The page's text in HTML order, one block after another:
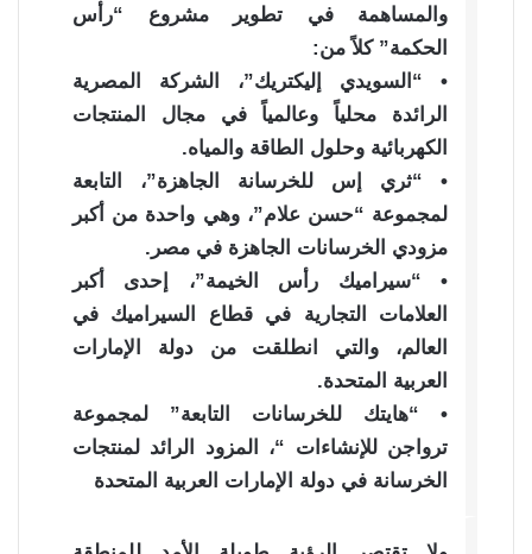
والمساهمة في تطوير مشروع “رأس
الحكمة” كلاً من:
• “السويدي إليكتريك”، الشركة المصرية
الرائدة محلياً وعالمياً في مجال المنتجات
الكهربائية وحلول الطاقة والمياه.
• “ثري إس للخرسانة الجاهزة”، التابعة
لمجموعة “حسن علام”، وهي واحدة من أكبر
مزودي الخرسانات الجاهزة في مصر.
• “سيراميك رأس الخيمة”، إحدى أكبر
العلامات التجارية في قطاع السيراميك في
العالم، والتي انطلقت من دولة الإمارات
العربية المتحدة.
• “هايتك للخرسانات التابعة” لمجموعة
ترواجن للإنشاءات “، المزود الرائد لمنتجات
الخرسانة في دولة الإمارات العربية المتحدة